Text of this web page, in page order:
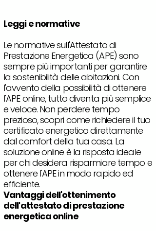
Leggi e normative
Le normative sull'Attestato di
Prestazione Energetica (APE) sono
sempre più importanti per garantire
la sostenibilità delle abitazioni. Con
l'avvento della possibilità di ottenere
l'APE online, tutto diventa più semplice
e veloce. Non perdere tempo
prezioso, scopri come richiedere il tuo
certificato energetico direttamente
dal comfort della tua casa. La
soluzione online è la risposta ideale
per chi desidera risparmiare tempo e
ottenere l'APE in modo rapido ed
efficiente.
Vantaggi dell'ottenimento
dell'attestato di prestazione
energetica online